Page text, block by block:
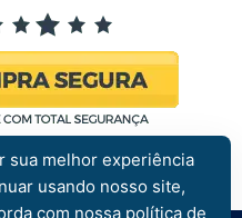
sua melhor experiência
usando nosso site,
com nossa política de